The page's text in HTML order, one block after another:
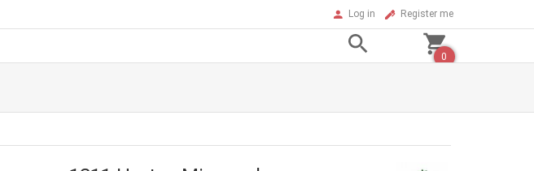
Log in Register me
0